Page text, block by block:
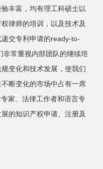
丰富，均有理工科硕士以
律师的培训，以及技术及
交专利申请的ready-to-
非常重视内部团队的继续培
变化和技术发展，使我们
断变化的市场中占有一席
家、法律工作者和语言专
的知识产权申请、注册及